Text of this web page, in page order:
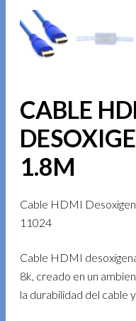
CABLE
1.8M
Cable HDMI
11024
Cable HDMI
8k, creado en un
la durabilidad del cable